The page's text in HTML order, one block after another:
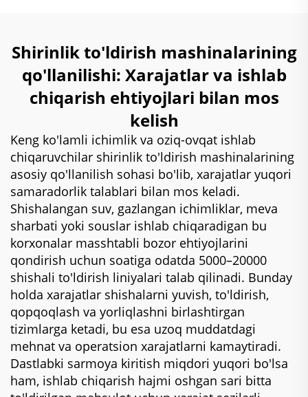
Shirinlik to'ldirish mashinalarining
qo'llanilishi: Xarajatlar va ishlab
chiqarish ehtiyojlari bilan mos
kelish
Keng ko'lamli ichimlik va oziq-ovqat ishlab
chiqaruvchilar shirinlik to'ldirish mashinalarining
asosiy qo'llanilish sohasi bo'lib, xarajatlar yuqori
samaradorlik talablari bilan mos keladi.
Shishalangan suv, gazlangan ichimliklar, meva
sharbati yoki souslar ishlab chiqaradigan bu
korxonalar masshtabli bozor ehtiyojlarini
qondirish uchun soatiga odatda 5000–20000
shishali to'ldirish liniyalari talab qilinadi. Bunday
holda xarajatlar shishalarni yuvish, to'ldirish,
qopqoqlash va yorliqlashni birlashtirgan
tizimlarga ketadi, bu esa uzoq muddatdagi
mehnat va operatsion xarajatlarni kamaytiradi.
Dastlabki sarmoya kiritish miqdori yuqori bo'lsa
ham, ishlab chiqarish hajmi oshgan sari bitta